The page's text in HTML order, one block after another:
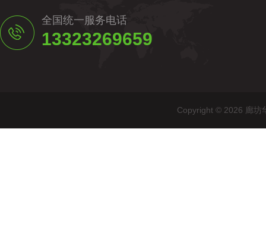
全国统一服务电话
13323269659
Copyright © 2026 廊